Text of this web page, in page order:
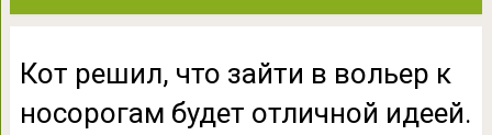
Кот решил, что зайти в вольер к
носорогам будет отличной идеей.